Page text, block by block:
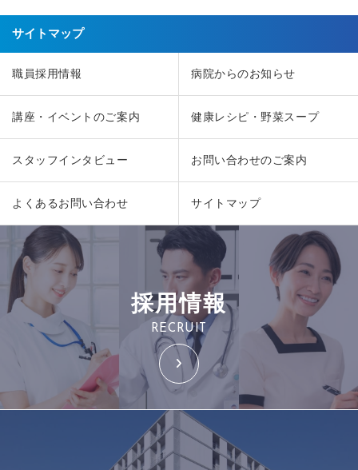
サイトマップ
職員採用情報 病院からのお知らせ
講座・イベントのご案内 健康レシピ・野菜スープ
スタッフインタビュー お問い合わせのご案内
よくあるお問い合わせ サイトマップ
採用情報
RECRUIT